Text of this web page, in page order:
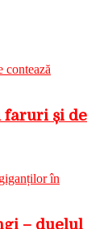
faruri și de
– duelul